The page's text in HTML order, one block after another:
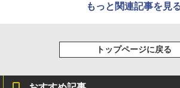
もっと関連記事を見
トップページに戻る